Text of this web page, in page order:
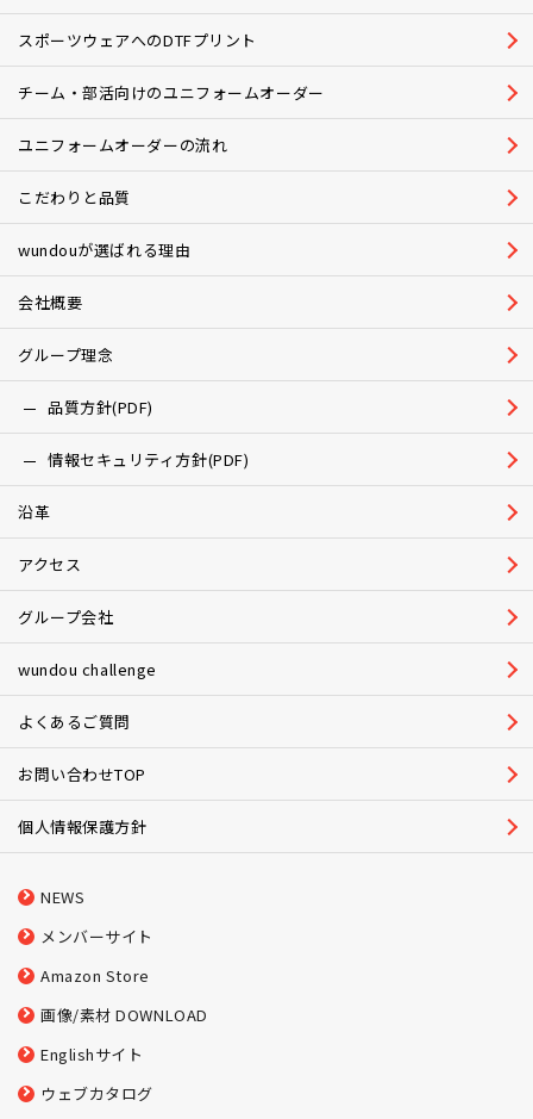
スポーツウェアへのDTFプリント
チーム・部活向けのユニフォームオーダー
ユニフォームオーダーの流れ
こだわりと品質
wundouが選ばれる理由
会社概要
グループ理念
品質方針(PDF)
情報セキュリティ方針(PDF)
沿革
アクセス
グループ会社
wundou challenge
よくあるご質問
お問い合わせTOP
個人情報保護方針
NEWS
メンバーサイト
Amazon Store
画像/素材 DOWNLOAD
Englishサイト
ウェブカタログ